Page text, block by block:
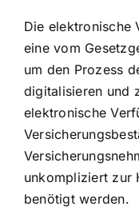
Die elektronische
eine vom
um den Prozess
digitalisieren und
elektronische
unkompliziert zur
benötigt werden.